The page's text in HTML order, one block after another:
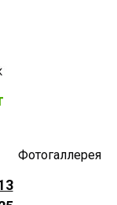
Фотогаллерея